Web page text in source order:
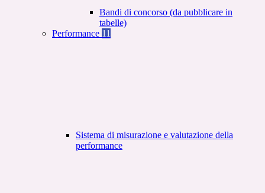
Bandi di concorso (da pubblicare in
tabelle)
Performance 11
Sistema di misurazione e valutazione della
performance